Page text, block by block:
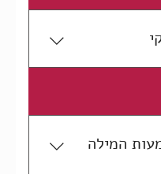
רך או ללא מגע
לחדש את מאגרי
בגוף. כאשר
אנרגיית חיים
המילה